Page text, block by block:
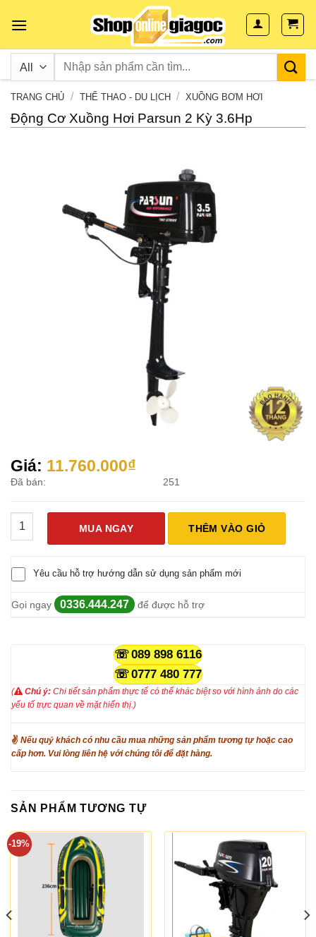
TRANG CHỦ / THỂ THAO - DU LỊCH / XUỒNG BƠM HƠI
Động Cơ Xuồng Hơi Parsun 2 Kỳ 3.6Hp
Giá: 11.760.000₫
Đã bán: 251
Động Cơ Xuồng Hơi Parsun 2 Kỳ 3.6Hp số lượng
MUA NGAY
THÊM VÀO GIỎ
Yêu cầu hỗ trợ hướng dẫn sử dụng sản phẩm mới
Gọi ngay 0336.444.247 để được hỗ trợ
089 898 6116
0777 480 777
( Chú ý: Chi tiết sản phẩm thực tế có thể khác biệt so với hình ảnh do các
yếu tố trực quan về mặt hiển thị.)
✌ Nếu quý khách có nhu cầu mua những sản phẩm tương tự hoặc cao
cấp hơn. Vui lòng liên hệ với chúng tôi để đặt hàng.
SẢN PHẨM TƯƠNG TỰ
-19%